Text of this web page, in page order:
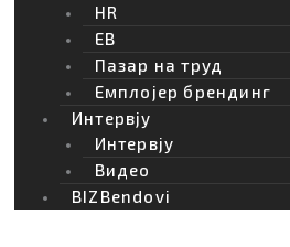
HR
EB
Пазар на труд
Емплојер брендинг
Интервју
Интервју
Видео
BIZBendovi